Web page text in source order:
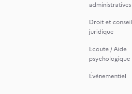
administratives
Droit et conseil
juridique
Ecoute / Aide
psychologique
Événementiel